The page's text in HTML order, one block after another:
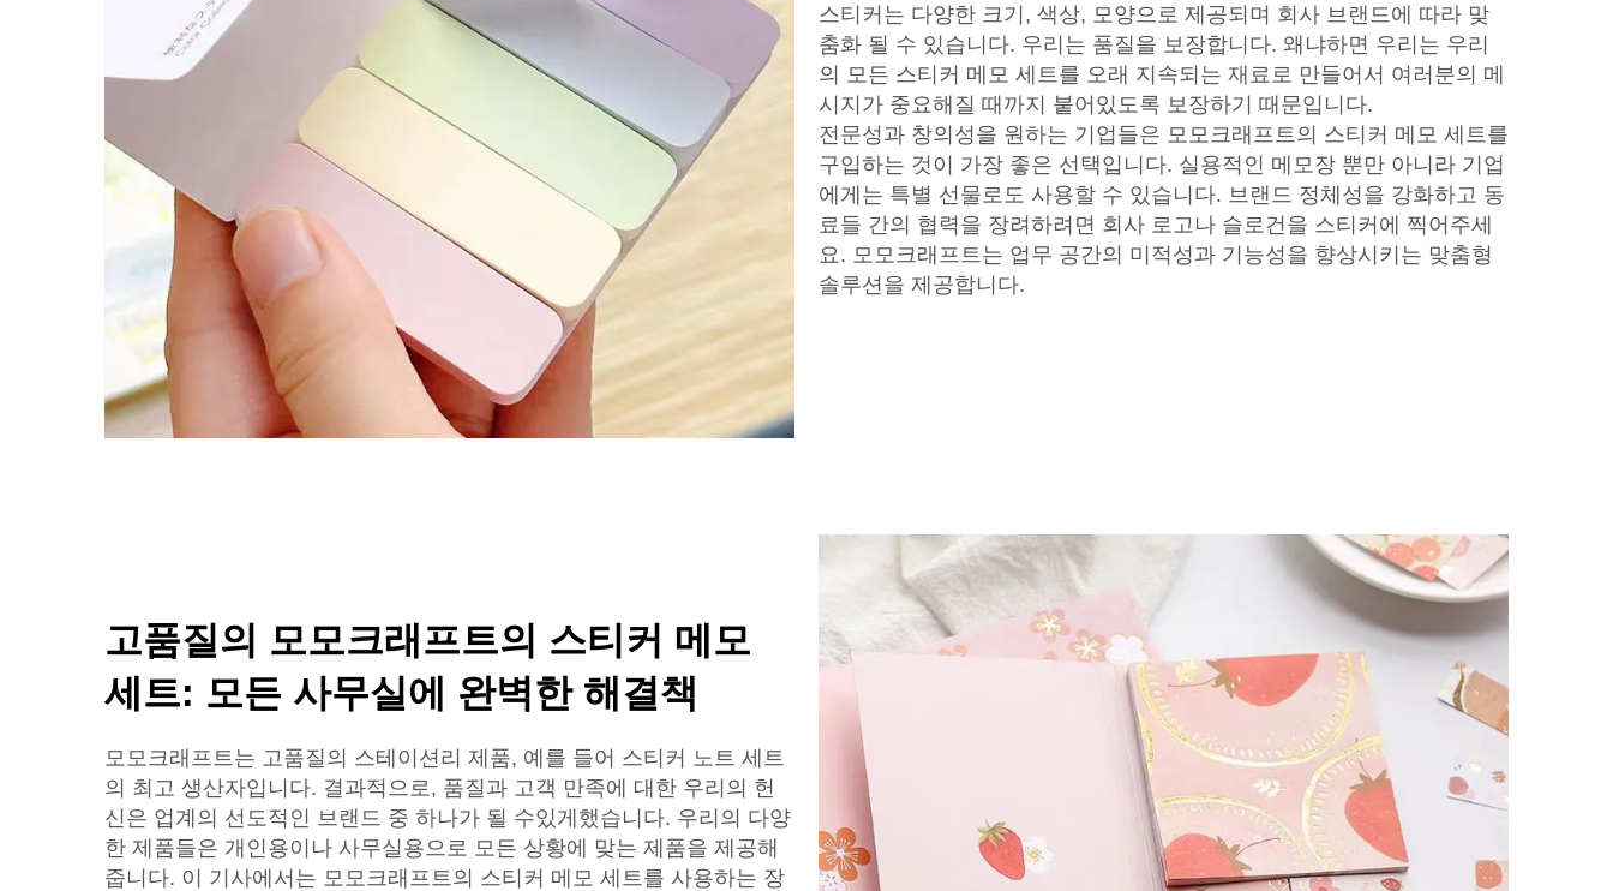
스티커는 다양한 크기, 색상, 모양으로 제공되며 회사 브랜드에 따라 맞
춤화 될 수 있습니다. 우리는 품질을 보장합니다. 왜냐하면 우리는 우리
의 모든 스티커 메모 세트를 오래 지속되는 재료로 만들어서 여러분의 메
시지가 중요해질 때까지 붙어있도록 보장하기 때문입니다.
전문성과 창의성을 원하는 기업들은 모모크래프트의 스티커 메모 세트를
구입하는 것이 가장 좋은 선택입니다. 실용적인 메모장 뿐만 아니라 기업
에게는 특별 선물로도 사용할 수 있습니다. 브랜드 정체성을 강화하고 동
료들 간의 협력을 장려하려면 회사 로고나 슬로건을 스티커에 찍어주세
요. 모모크래프트는 업무 공간의 미적성과 기능성을 향상시키는 맞춤형
솔루션을 제공합니다.
고품질의 모모크래프트의 스티커 메모
세트: 모든 사무실에 완벽한 해결책
모모크래프트는 고품질의 스테이션리 제품, 예를 들어 스티커 노트 세트
의 최고 생산자입니다. 결과적으로, 품질과 고객 만족에 대한 우리의 헌
신은 업계의 선도적인 브랜드 중 하나가 될 수있게했습니다. 우리의 다양
한 제품들은 개인용이나 사무실용으로 모든 상황에 맞는 제품을 제공해
줍니다. 이 기사에서는 모모크래프트의 스티커 메모 세트를 사용하는 장